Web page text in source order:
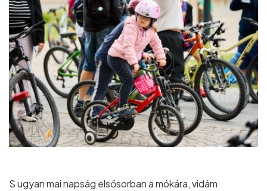
S ugyan mai napság elsősorban a mókára, vidám